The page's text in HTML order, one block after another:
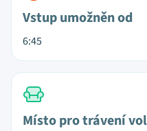
Vstup umožněn od
6:45
Místo pro trávení